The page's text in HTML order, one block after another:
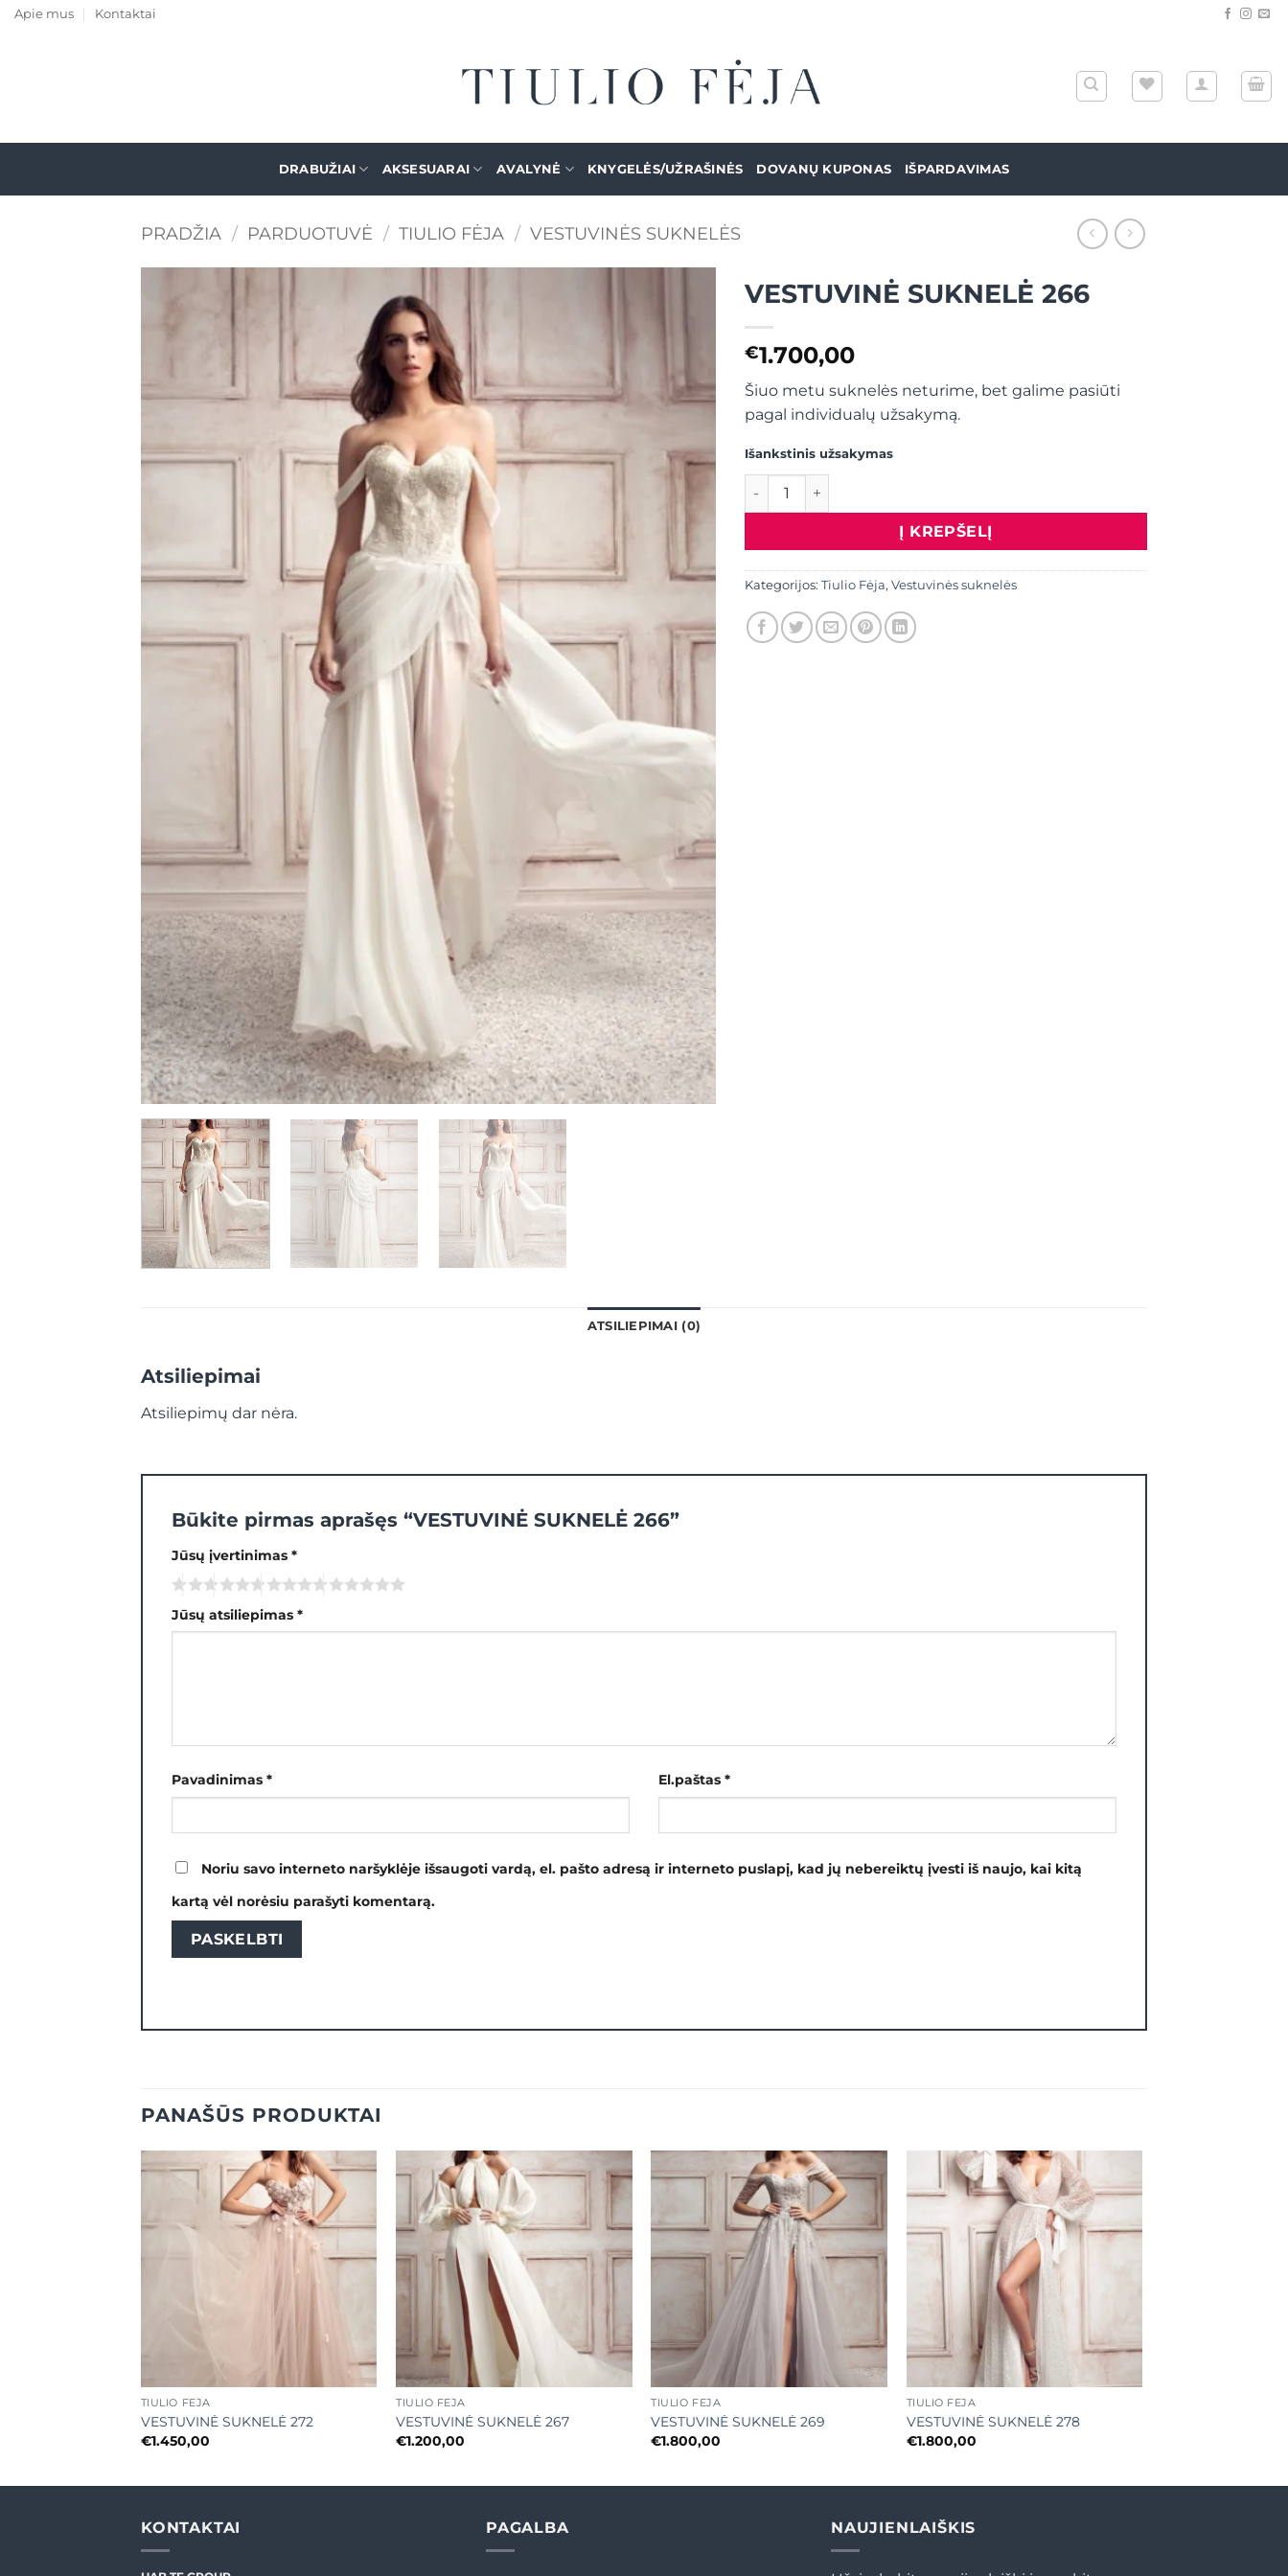
SkipApie mus Kontaktai
DRABUŽIAI AKSESUARAI AVALYNĖ KNYGELĖS/UŽRAŠINĖS DOVANŲ KUPONAS IŠPARDAVIMAS
PRADŽIA / PARDUOTUVĖ / TIULIO FĖJA / VESTUVINĖS SUKNELĖS
VESTUVINĖ SUKNELĖ 266
€1.700,00
Šiuo metu suknelės neturime, bet galime pasiūti
pagal individualų užsakymą.
Išankstinis užsakymas
produkto kiekis: VESTUVINĖ SUKNELĖ 266
Į KREPŠELĮ
Kategorijos: Tiulio Fėja, Vestuvinės suknelės
ATSILIEPIMAI (0)
Atsiliepimai
Atsiliepimų dar nėra.
Būkite pirmas aprašęs “VESTUVINĖ SUKNELĖ 266”
Jūsų įvertinimas *
Jūsų atsiliepimas *
Pavadinimas * El.paštas *
Noriu savo interneto naršyklėje išsaugoti vardą, el. pašto adresą ir interneto puslapį, kad jų nebereiktų įvesti iš naujo, kai kitą
kartą vėl norėsiu parašyti komentarą.
PANAŠŪS PRODUKTAI
Mėgstamiausias
TIULIO FĖJA
VESTUVINĖ SUKNELĖ 272
€1.450,00
TIULIO FĖJA
VESTUVINĖ SUKNELĖ 267
€1.200,00
Mėgstamiausias
+
TIULIO FĖJA
VESTUVINĖ SUKNELĖ 269
€1.800,00
Mėgstamiausias
TIULIO FĖJA
VESTUVINĖ SUKNELĖ 278
€1.800,00
KONTAKTAI PAGALBA NAUJIENLAIŠKIS